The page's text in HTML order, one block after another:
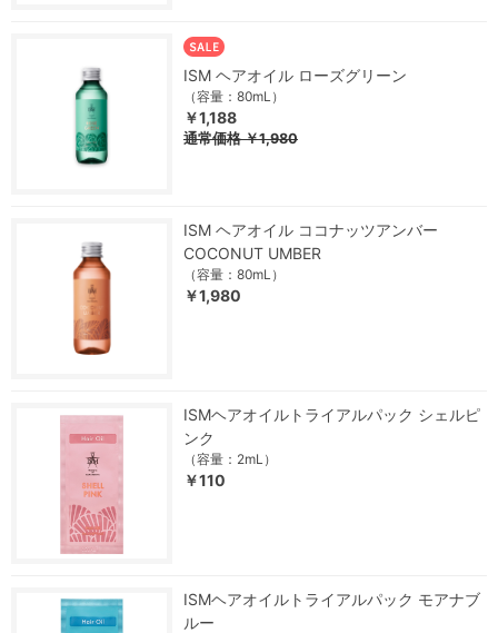
ISM ヘアオイル ローズグリーン
（容量：80mL）
￥1,188
通常価格￥1,980
ISM ヘアオイル ココナッツアンバー
COCONUT UMBER
（容量：80mL）
￥1,980
ISMヘアオイルトライアルパック シェルピ
ンク
（容量：2mL）
￥110
ISMヘアオイルトライアルパック モアナブ
ルー